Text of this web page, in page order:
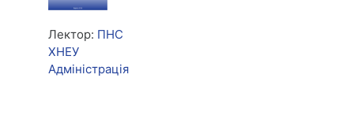
Лектор: ПНС
ХНЕУ
Адміністрація